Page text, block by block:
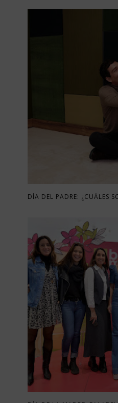
DÍA DEL PADRE: ¿CUÁLES